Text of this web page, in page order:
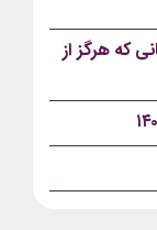
تابستانی که هرگز از